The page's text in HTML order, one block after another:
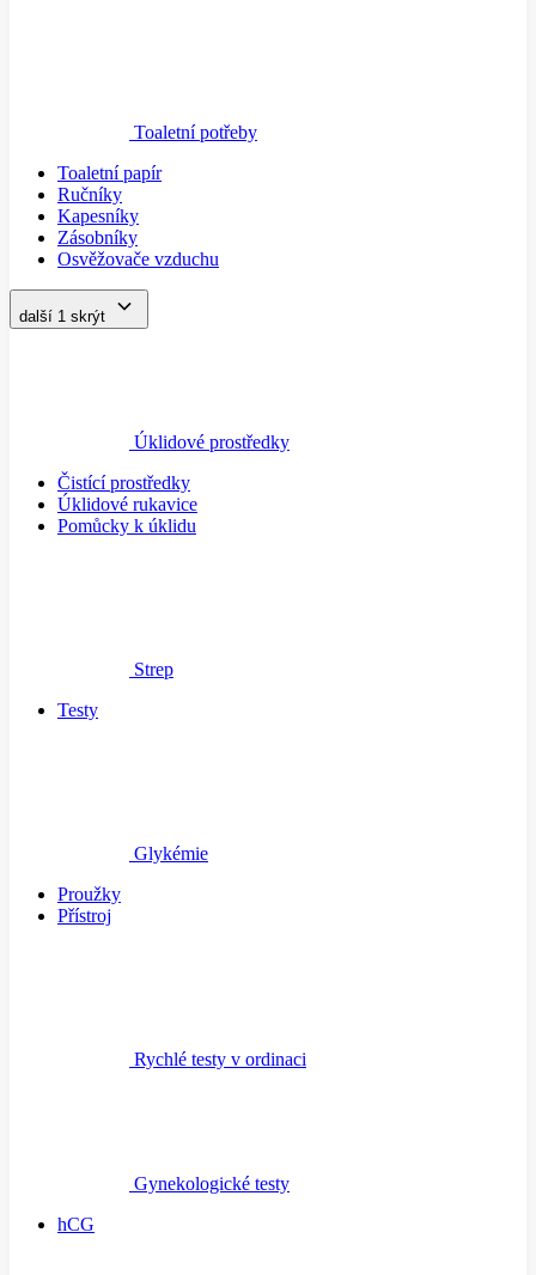
Toaletní potřeby
Toaletní papír
Ručníky
Kapesníky
Zásobníky
Osvěžovače vzduchu
další 1 skrýt
Úklidové prostředky
Čistící prostředky
Úklidové rukavice
Pomůcky k úklidu
Strep
Testy
Glykémie
Proužky
Přístroj
Rychlé testy v ordinaci
Gynekologické testy
hCG